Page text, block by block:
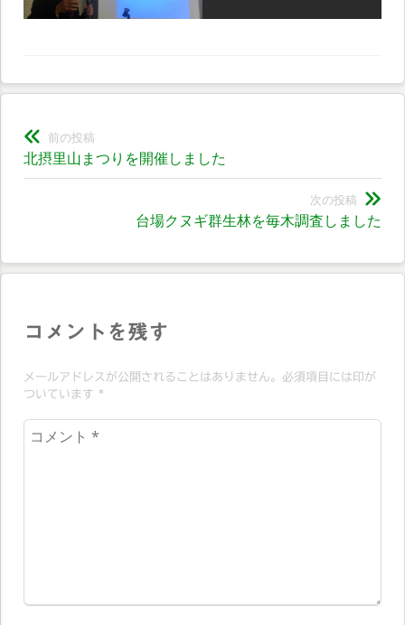
投
稿
ゲ
シ
ン
前の投稿
前
の
北摂里山まつりを開催しました
次の投稿
投
台場クヌギ群生林を毎木調査しました
コメントを残す
メールアドレスが公開されることはありません。必須項目には印が
ついています *
コ